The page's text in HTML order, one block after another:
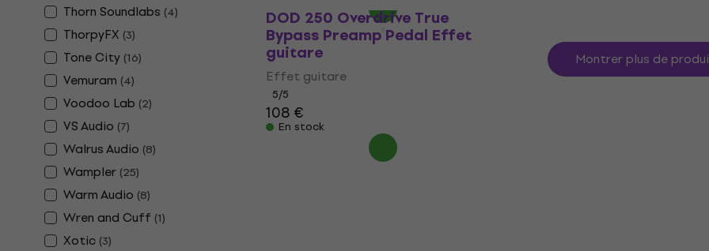
Thorn Soundlabs (4)
ThorpyFX (3)
Tone City (16)
Vemuram (4)
Voodoo Lab (2)
VS Audio (7)
Walrus Audio (8)
Wampler (25)
Warm Audio (8)
Wren and Cuff (1)
Xotic (3)
DOD 250 Overdrive True
Bypass Preamp Pedal Effet
guitare
Effet guitare
5/5
108 €
En stock
Montrer plus de